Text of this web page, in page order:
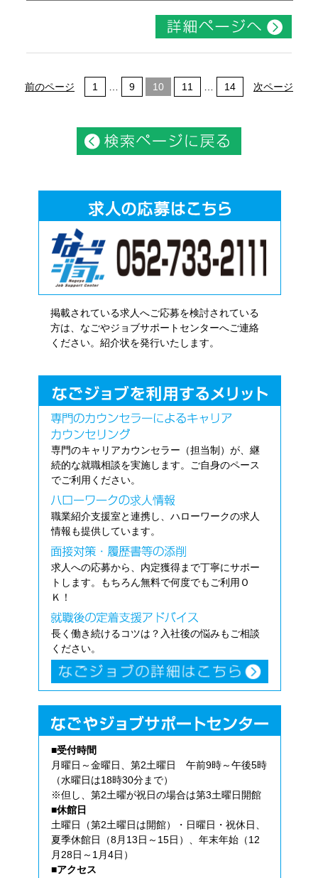
前のページ 1 9 10 11 14 次ページ
掲載されている求人へご応募を検討されている
方は、なごやジョブサポートセンターへご連絡
ください。紹介状を発行いたします。
専門のキャリアカウンセラー（担当制）が、継
続的な就職相談を実施します。ご自身のペース
でご利用ください。
職業紹介支援室と連携し、ハローワークの求人
情報も提供しています。
求人への応募から、内定獲得まで丁寧にサポー
トします。もちろん無料で何度でもご利用Ｏ
Ｋ！
長く働き続けるコツは？入社後の悩みもご相談
ください。
■受付時間
月曜日～金曜日、第2土曜日 午前9時～午後5時
（水曜日は18時30分まで）
※但し、第2土曜が祝日の場合は第3土曜日開館
■休館日
土曜日（第2土曜日は開館）・日曜日・祝休日、
夏季休館日（8月13日～15日）、年末年始（12
月28日～1月4日）
■アクセス